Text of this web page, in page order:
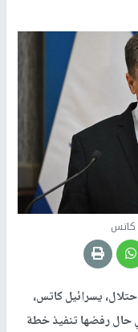
كاتس
يسرائيل كاتس،
رفضها تنفيذ خطة